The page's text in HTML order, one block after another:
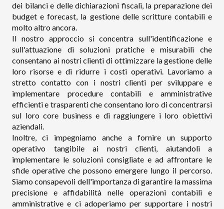
dei bilanci e delle dichiarazioni fiscali, la preparazione dei
budget e forecast, la gestione delle scritture contabili e
molto altro ancora.
Il nostro approccio si concentra sull'identificazione e
sull'attuazione di soluzioni pratiche e misurabili che
consentano ai nostri clienti di ottimizzare la gestione delle
loro risorse e di ridurre i costi operativi. Lavoriamo a
stretto contatto con i nostri clienti per sviluppare e
implementare procedure contabili e amministrative
efficienti e trasparenti che consentano loro di concentrarsi
sul loro core business e di raggiungere i loro obiettivi
aziendali.
Inoltre, ci impegniamo anche a fornire un supporto
operativo tangibile ai nostri clienti, aiutandoli a
implementare le soluzioni consigliate e ad affrontare le
sfide operative che possono emergere lungo il percorso.
Siamo consapevoli dell'importanza di garantire la massima
precisione e affidabilità nelle operazioni contabili e
amministrative e ci adoperiamo per supportare i nostri